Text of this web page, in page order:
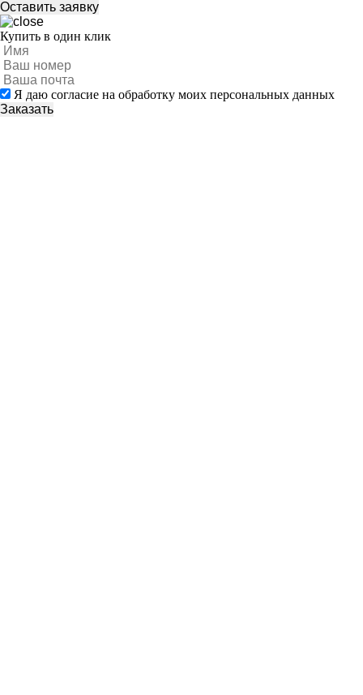
Купить в один клик
Я даю согласие на обработку моих персональных данных